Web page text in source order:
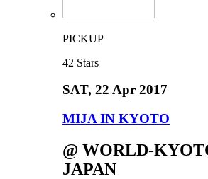
PICKUP
42 Stars
SAT, 22 Apr 2017
MIJA IN KYOTO
@ WORLD-
JAPAN